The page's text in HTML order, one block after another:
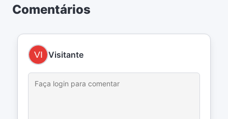
Comentários
Visitante